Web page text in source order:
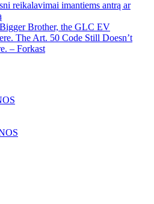
reikalavimai imantiems antrą ar
Brother, the GLC EV
The Art. 50 Code Still Doesn’t
– Forkast